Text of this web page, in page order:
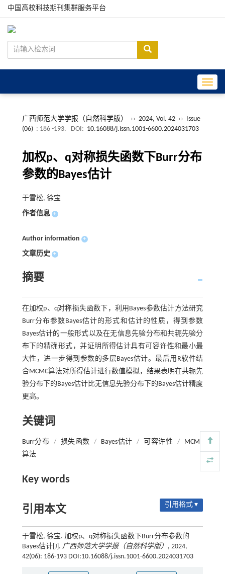
中国高校科技期刊集群服务平台
广西师范大学学报（自然科学版） ›› 2024, Vol. 42 ›› Issue
(06) : 186 -193. DOI: 10.16088/j.issn.1001-6600.2024031703
加权p、q对称损失函数下Burr分布
参数的Bayes估计
于雪松, 徐宝
作者信息 +
Author information +
文章历史 +
摘要
在加权p、q对称损失函数下，利用Bayes参数估计方法研究
Burr分布参数Bayes估计的形式和估计的性质，得到参数
Bayes估计的一般形式以及在无信息先验分布和共轭先验分
布下的精确形式，并证明所得估计具有可容许性和最小最
大性，进一步得到参数的多层Bayes估计。最后用R软件结
合MCMC算法对所得估计进行数值模拟，结果表明在共轭先
验分布下的Bayes估计比无信息先验分布下的Bayes估计精度
更高。
关键词
Burr分布 / 损失函数 / Bayes估计 / 可容许性 /
MCMC
算法
Key words
引用本文 引用格式 ▾
于雪松, 徐宝. 加权p、q对称损失函数下Burr分布参数的
Bayes估计[J]. 广西师范大学学报（自然科学版） , 2024,
42(06): 186-193 DOI:10.16088/j.issn.1001-6600.2024031703